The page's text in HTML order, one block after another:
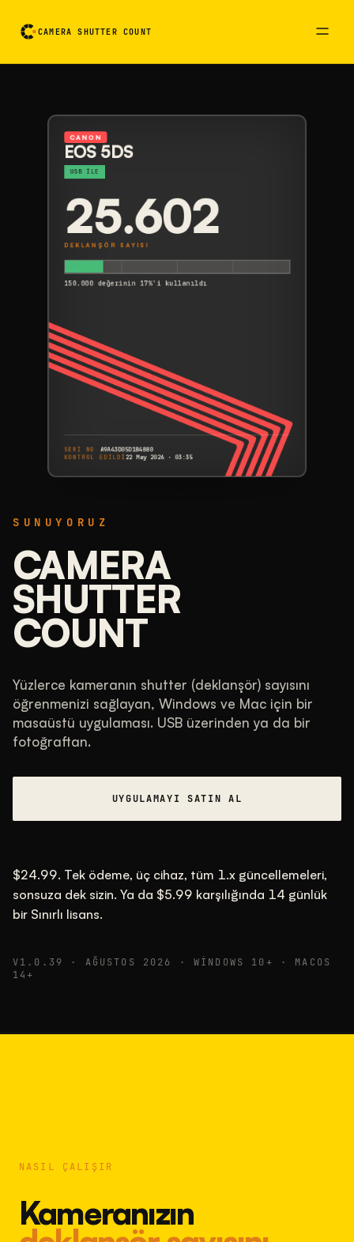
CAMERA SHUTTER COUNT
SUNUYORUZ
CAMERA
SHUTTER
COUNT
Yüzlerce kameranın shutter (deklanşör) sayısını
öğrenmenizi sağlayan, Windows ve Mac için bir
masaüstü uygulaması. USB üzerinden ya da bir
fotoğraftan.
UYGULAMAYI SATIN AL
$24.99. Tek ödeme, üç cihaz, tüm 1.x güncellemeleri,
sonsuza dek sizin. Ya da $5.99 karşılığında 14 günlük
bir Sınırlı lisans.
V1.0.39 · AĞUSTOS 2026 · WINDOWS 10+ · MACOS
14+
CANON
EOS 5DS
USB ILE
25.602
DEKLANŞÖR SAYISI
150.000 değerinin 17%'i kullanıldı
SERI NO
A9A43D05D1B4880
KONTROL EDILDI22 May 2026 · 03:35
150.000 değerinin 17%'i kullanıldı
TIPIK ARALIK
Çoğu 30.000 ile 95.000 arasında, tipik değer
USB
22 MAY 26
NASIL ÇALIŞIR
Kameranızın